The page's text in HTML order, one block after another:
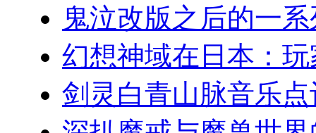
鬼泣改版之后的一
幻想神域在日本：
剑灵白青山脉音乐